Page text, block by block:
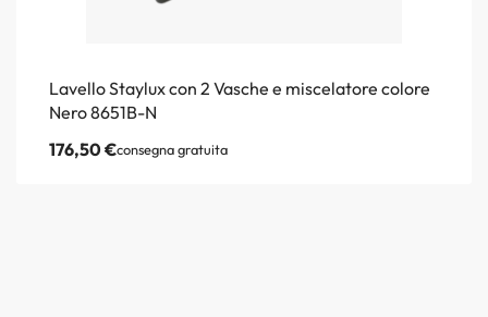
Lavello Staylux con 2 Vasche e miscelatore colore
Nero 8651B-N
176,50€consegna gratuita